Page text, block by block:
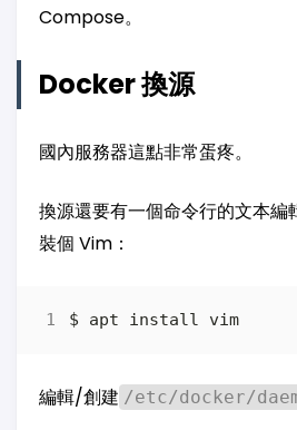
Compose。
Docker 換源
國內服務器這點非常蛋疼。
換源還要有一個命令行的文本編
裝個 Vim：
編輯/創建 /etc/docker/